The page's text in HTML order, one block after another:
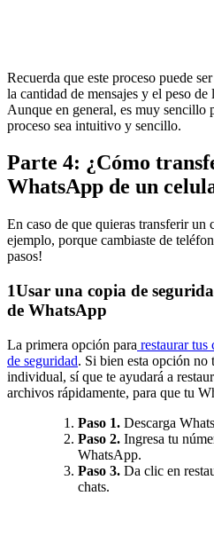
Recuerda que este proceso puede
la cantidad de mensajes y el peso
Aunque en general, es muy sencillo
proceso sea intuitivo y sencillo.
Parte 4: ¿Cómo
WhatsApp de un
En caso de que quieras transferir
ejemplo, porque cambiaste de
pasos!
1Usar una copia de
de WhatsApp
La primera opción para restaurar tus
de seguridad. Si bien esta opción no
individual, sí que te ayudará a
archivos rápidamente, para que tu
Paso 1. Descarga
Paso 2. Ingresa tu
WhatsApp.
Paso 3. Da clic en
chats.